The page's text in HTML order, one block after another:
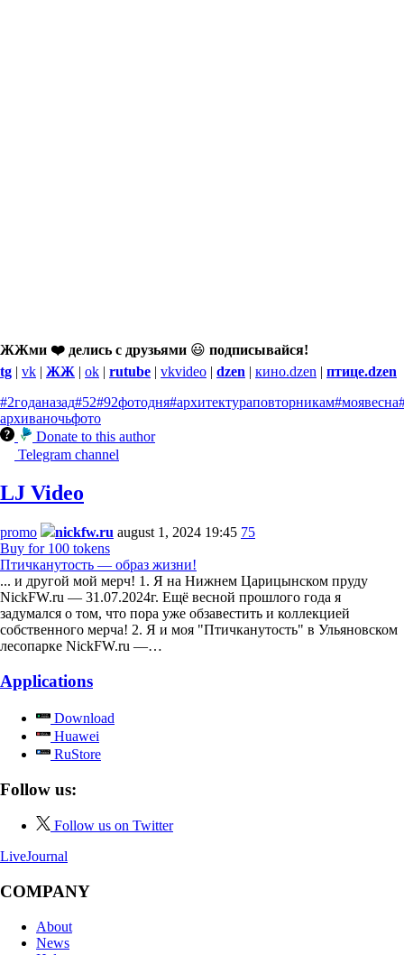
ЖЖми ❤️ делись с друзьями 😃 подписывайся!
tg | vk | ЖЖ | ok | rutube | vkvideo | dzen | кино.dzen | птице.dzen
#2годаназад#52#92фотодня#архитектураповторникам#моявесна
архиваночьфото
Donate to this author
Telegram channel
LJ Video
promo nickfw.ru august 1, 2024 19:45 75
Buy for 100 tokens
Птичканутость — образ жизни!
... и другой мой мерч! 1. Я на Нижнем Царицынском пруду
NickFW.ru — 31.07.2024г. Ещё весной прошлого года я
задумался о том, что пора уже обзавестить и коллекцией
собственного мерча! 2. Я и моя "Птичканутость" в Ульяновском
лесопарке NickFW.ru —…
Applications
Download
Huawei
RuStore
Follow us:
Follow us on Twitter
LiveJournal
COMPANY
About
News